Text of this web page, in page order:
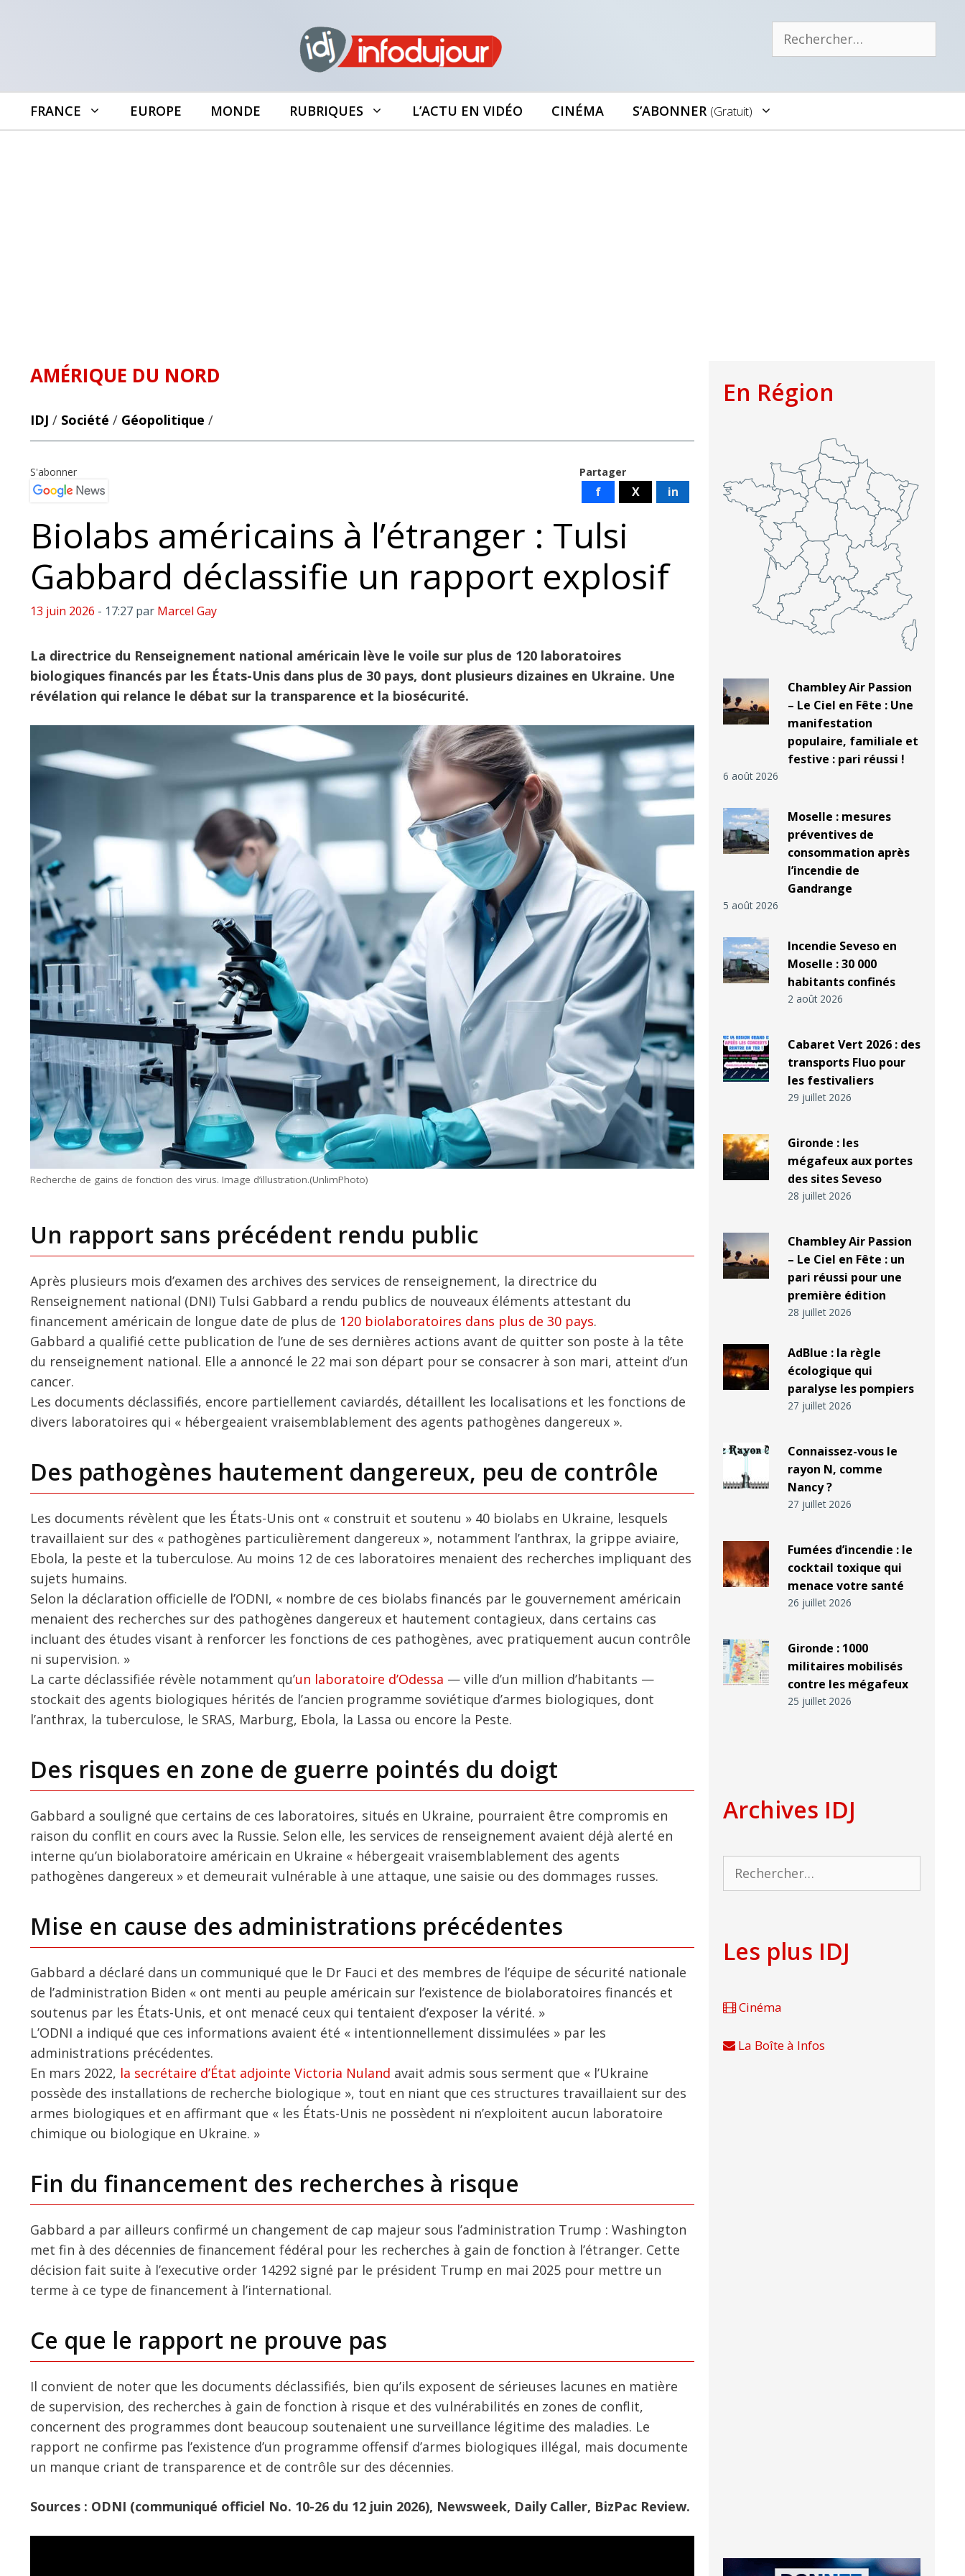
Rechercher :
FRANCE EUROPE MONDE RUBRIQUES L’ACTU EN VIDÉO CINÉMA S’ABONNER (gratuit)
AMÉRIQUE DU NORD
IDJ / Société / Géopolitique /
Partager
f X in
S'abonner
Biolabs américains à l’étranger : Tulsi
Gabbard déclassifie un rapport explosif
13 juin 2026 - 17:27 par Marcel Gay
La directrice du Renseignement national américain lève le voile sur plus de 120 laboratoires
biologiques financés par les États-Unis dans plus de 30 pays, dont plusieurs dizaines en Ukraine. Une
révélation qui relance le débat sur la transparence et la biosécurité.
Recherche de gains de fonction des virus. Image d’illustration.(UnlimPhoto)
Un rapport sans précédent rendu public
Après plusieurs mois d’examen des archives des services de renseignement, la directrice du
Renseignement national (DNI) Tulsi Gabbard a rendu publics de nouveaux éléments attestant du
financement américain de longue date de plus de 120 biolaboratoires dans plus de 30 pays.
Gabbard a qualifié cette publication de l’une de ses dernières actions avant de quitter son poste à la tête
du renseignement national. Elle a annoncé le 22 mai son départ pour se consacrer à son mari, atteint d’un
cancer.
Les documents déclassifiés, encore partiellement caviardés, détaillent les localisations et les fonctions de
divers laboratoires qui « hébergeaient vraisemblablement des agents pathogènes dangereux ».
Des pathogènes hautement dangereux, peu de contrôle
Les documents révèlent que les États-Unis ont « construit et soutenu » 40 biolabs en Ukraine, lesquels
travaillaient sur des « pathogènes particulièrement dangereux », notamment l’anthrax, la grippe aviaire,
Ebola, la peste et la tuberculose. Au moins 12 de ces laboratoires menaient des recherches impliquant des
sujets humains.
Selon la déclaration officielle de l’ODNI, « nombre de ces biolabs financés par le gouvernement américain
menaient des recherches sur des pathogènes dangereux et hautement contagieux, dans certains cas
incluant des études visant à renforcer les fonctions de ces pathogènes, avec pratiquement aucun contrôle
ni supervision. »
La carte déclassifiée révèle notamment qu’un laboratoire d’Odessa — ville d’un million d’habitants —
stockait des agents biologiques hérités de l’ancien programme soviétique d’armes biologiques, dont
l’anthrax, la tuberculose, le SRAS, Marburg, Ebola, la Lassa ou encore la Peste.
Des risques en zone de guerre pointés du doigt
Gabbard a souligné que certains de ces laboratoires, situés en Ukraine, pourraient être compromis en
raison du conflit en cours avec la Russie. Selon elle, les services de renseignement avaient déjà alerté en
interne qu’un biolaboratoire américain en Ukraine « hébergeait vraisemblablement des agents
pathogènes dangereux » et demeurait vulnérable à une attaque, une saisie ou des dommages russes.
Mise en cause des administrations précédentes
Gabbard a déclaré dans un communiqué que le Dr Fauci et des membres de l’équipe de sécurité nationale
de l’administration Biden « ont menti au peuple américain sur l’existence de biolaboratoires financés et
soutenus par les États-Unis, et ont menacé ceux qui tentaient d’exposer la vérité. »
L’ODNI a indiqué que ces informations avaient été « intentionnellement dissimulées » par les
administrations précédentes.
En mars 2022, la secrétaire d’État adjointe Victoria Nuland avait admis sous serment que « l’Ukraine
possède des installations de recherche biologique », tout en niant que ces structures travaillaient sur des
armes biologiques et en affirmant que « les États-Unis ne possèdent ni n’exploitent aucun laboratoire
chimique ou biologique en Ukraine. »
Fin du financement des recherches à risque
Gabbard a par ailleurs confirmé un changement de cap majeur sous l’administration Trump : Washington
met fin à des décennies de financement fédéral pour les recherches à gain de fonction à l’étranger. Cette
décision fait suite à l’executive order 14292 signé par le président Trump en mai 2025 pour mettre un
terme à ce type de financement à l’international.
Ce que le rapport ne prouve pas
Il convient de noter que les documents déclassifiés, bien qu’ils exposent de sérieuses lacunes en matière
de supervision, des recherches à gain de fonction à risque et des vulnérabilités en zones de conflit,
concernent des programmes dont beaucoup soutenaient une surveillance légitime des maladies. Le
rapport ne confirme pas l’existence d’un programme offensif d’armes biologiques illégal, mais documente
un manque criant de transparence et de contrôle sur des décennies.
Sources : ODNI (communiqué officiel No. 10-26 du 12 juin 2026), Newsweek, Daily Caller, BizPac Review.
En Région
Chambley Air Passion
– Le Ciel en Fête : Une
manifestation
populaire, familiale et
festive : pari réussi !
6 août 2026
Moselle : mesures
préventives de
consommation après
l’incendie de
Gandrange
5 août 2026
Incendie Seveso en
Moselle : 30 000
habitants confinés
2 août 2026
Cabaret Vert 2026 : des
transports Fluo pour
les festivaliers
29 juillet 2026
Gironde : les
mégafeux aux portes
des sites Seveso
28 juillet 2026
Chambley Air Passion
– Le Ciel en Fête : un
pari réussi pour une
première édition
28 juillet 2026
AdBlue : la règle
écologique qui
paralyse les pompiers
27 juillet 2026
Connaissez-vous le
rayon N, comme
Nancy ?
27 juillet 2026
Fumées d’incendie : le
cocktail toxique qui
menace votre santé
26 juillet 2026
Gironde : 1000
militaires mobilisés
contre les mégafeux
25 juillet 2026
Archives IDJ
Rechercher :
Les plus IDJ
Cinéma
La Boîte à Infos